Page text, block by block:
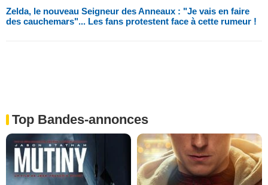
Zelda, le nouveau Seigneur des Anneaux : "Je vais en faire
des cauchemars"... Les fans protestent face à cette rumeur !
Top Bandes-annonces